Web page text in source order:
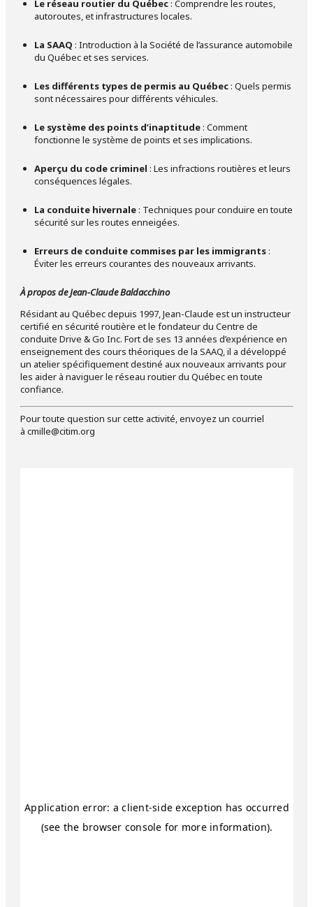
Le réseau routier du Québec: Comprendre les routes,
autoroutes, et infrastructures locales.
La SAAQ : Introduction à la Société de l’assurance automobile
du Québec et ses services.
Les différents types de permis au Québec: Quels permis
sont nécessaires pour différents véhicules.
Le système des points d’inaptitude: Comment
fonctionne le système de points et ses implications.
Aperçu du code criminel : Les infractions routières et leurs
conséquences légales.
La conduite hivernale: Techniques pour conduire en toute
sécurité sur les routes enneigées.
Erreurs de conduite commises par les immigrants:
Éviter les erreurs courantes des nouveaux arrivants.
À propos de Jean-Claude Baldacchino
Résidant au Québec depuis 1997, Jean-Claude est un instructeur
certifié en sécurité routière et le fondateur du Centre de
conduite Drive & Go Inc. Fort de ses 13 années d’expérience en
enseignement des cours théoriques de la SAAQ, il a développé
un atelier spécifiquement destiné aux nouveaux arrivants pour
les aider à naviguer le réseau routier du Québec en toute
confiance.
Pour toute question sur cette activité, envoyez un courriel
à cmille@citim.org